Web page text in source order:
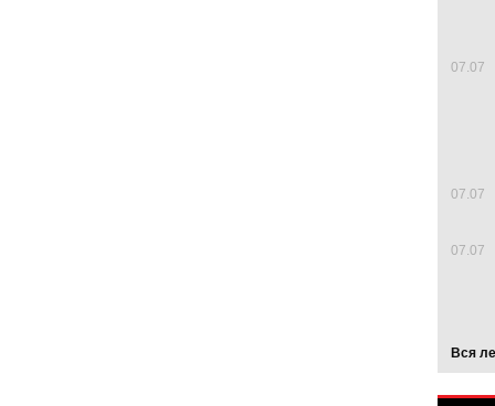
07.07
07.07
07.07
Вся